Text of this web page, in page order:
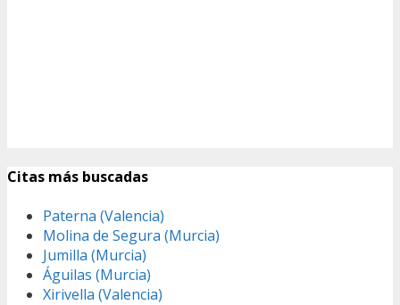
Citas más buscadas
Paterna (Valencia)
Molina de Segura (Murcia)
Jumilla (Murcia)
Águilas (Murcia)
Xirivella (Valencia)